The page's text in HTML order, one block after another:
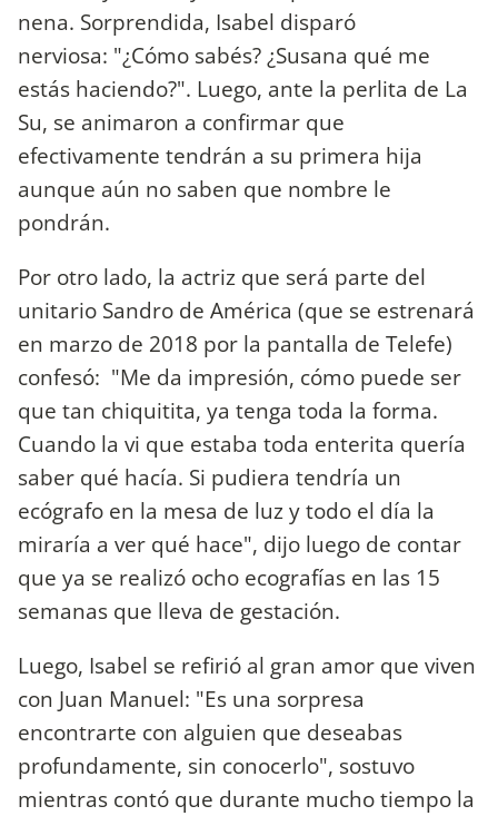
nena. Sorprendida, Isabel disparó
nerviosa: "¿Cómo sabés? ¿Susana qué me
estás haciendo?". Luego, ante la perlita de La
Su, se animaron a confirmar que
efectivamente tendrán a su primera hija
aunque aún no saben que nombre le
pondrán.
Por otro lado, la actriz que será parte del
unitario Sandro de América (que se estrenará
en marzo de 2018 por la pantalla de Telefe)
confesó: "Me da impresión, cómo puede ser
que tan chiquitita, ya tenga toda la forma.
Cuando la vi que estaba toda enterita quería
saber qué hacía. Si pudiera tendría un
ecógrafo en la mesa de luz y todo el día la
miraría a ver qué hace", dijo luego de contar
que ya se realizó ocho ecografías en las 15
semanas que lleva de gestación.
Luego, Isabel se refirió al gran amor que viven
con Juan Manuel: "Es una sorpresa
encontrarte con alguien que deseabas
profundamente, sin conocerlo", sostuvo
mientras contó que durante mucho tiempo la